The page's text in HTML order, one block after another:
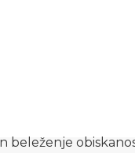
beleženje